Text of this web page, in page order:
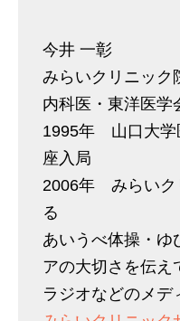
今井 一彰
みらいクリニッ
内科医・東洋医学
1995年 山口大
座入局
2006年 みらい
る
あいうべ体操・ゆ
アの大切さを伝え
ラジオなどのメデ